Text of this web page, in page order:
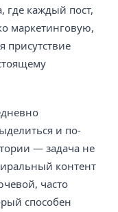
где каждый пост,
маркетинговую,
присутствие
и по-
— задача не
контент
часто
способен